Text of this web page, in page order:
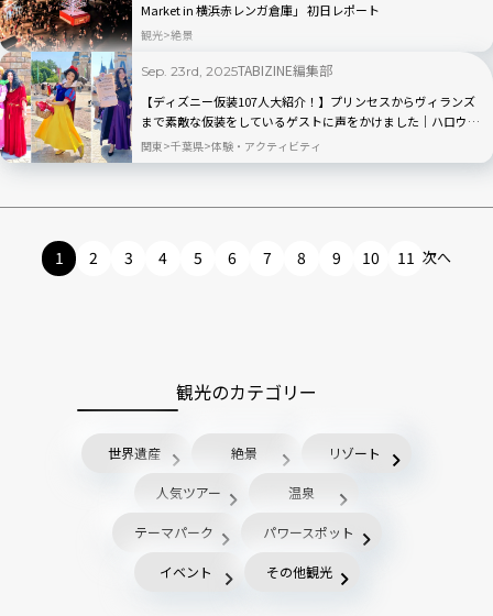
Market in 横浜赤レンガ倉庫」 初日レポート
観光 絶景
Sep. 23rd, 2025TABIZINE編集部
【ディズニー仮装107人大紹介！】プリンセスからヴィランズ
まで素敵な仮装をしているゲストに声をかけました｜ハロウィ
ン2025
関東 千葉県 体験・アクティビティ
1 2 3 4 5 6 7 8 9 10 11 次へ
観光のカテゴリー
世界遺産 絶景 リゾート
人気ツアー 温泉
テーマパーク パワースポット
イベント その他観光